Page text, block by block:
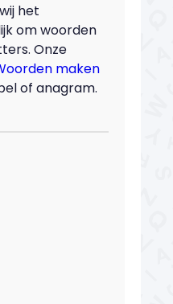
het
om woorden
Onze
maken
of anagram.